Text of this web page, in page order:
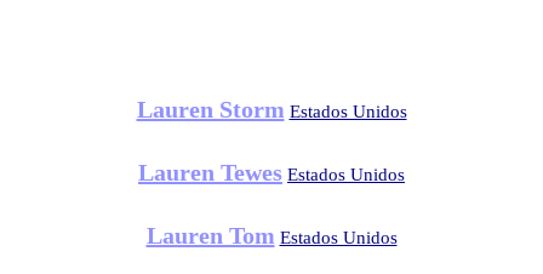
Lauren Storm Estados Unidos
Lauren Tewes Estados Unidos
Lauren Tom Estados Unidos